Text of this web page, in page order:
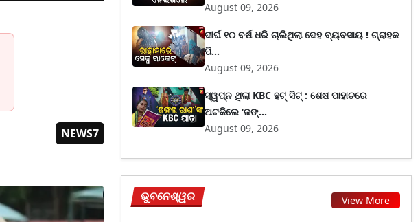
NEWS7
August 09, 2026
ଦୀର୍ଘ ୧୦ ବର୍ଷ ଧରି ଚାଲିଥିଲା ଦେହ ବ୍ୟବସାୟ ! ଗ୍ରାହକ
ପି...
August 09, 2026
ସ୍ୱପ୍ନ ଥିଲା KBC ହଟ୍ ସିଟ୍ : ଶେଷ ପାହାଚରେ
ଅଟକିଲେ ‘ଜଙ୍...
August 09, 2026
ଭୁବନେଶ୍ୱର View More